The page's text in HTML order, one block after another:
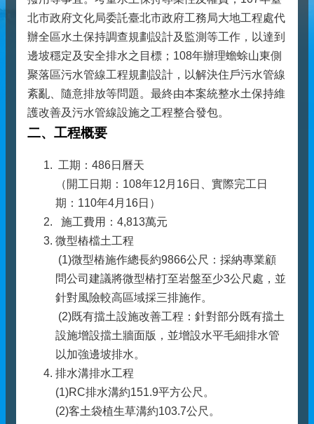
北市政府文化局委託臺北市政府工務局大地工程處代
辦全區水土保持調查規劃設計及監測等工作，以達到
邊坡穩定及安全排水之目標；108年辦理蟾蜍山東側
聚落區污水管線工程規劃設計，以解決住戶污水管線
紊亂、隨意排放等問題。最終由本案統整水土保持維
護改善及污水管線設施之工程整合發包。
二、工程概要
工期：486日曆天
（開工日期：108年12月16日、實際完工日
期：110年4月16日）
施工費用：4,813萬元
微型樁檔土工程
(1)微型樁施作總長約9866公尺：採納專業顧
問公司建議將微型樁打至岩盤至少3公尺處，並
針對風險較高區域採三排施作。
(2)既有擋土設施改善工程：針對部分既有擋土
設施增設擋土牆面版，並增設水平毛細排水管
以加強邊坡排水。
排水溝排水工程
(1)RC排水溝約151.9平方公尺。
(2)客土袋植生草溝約103.7公尺。